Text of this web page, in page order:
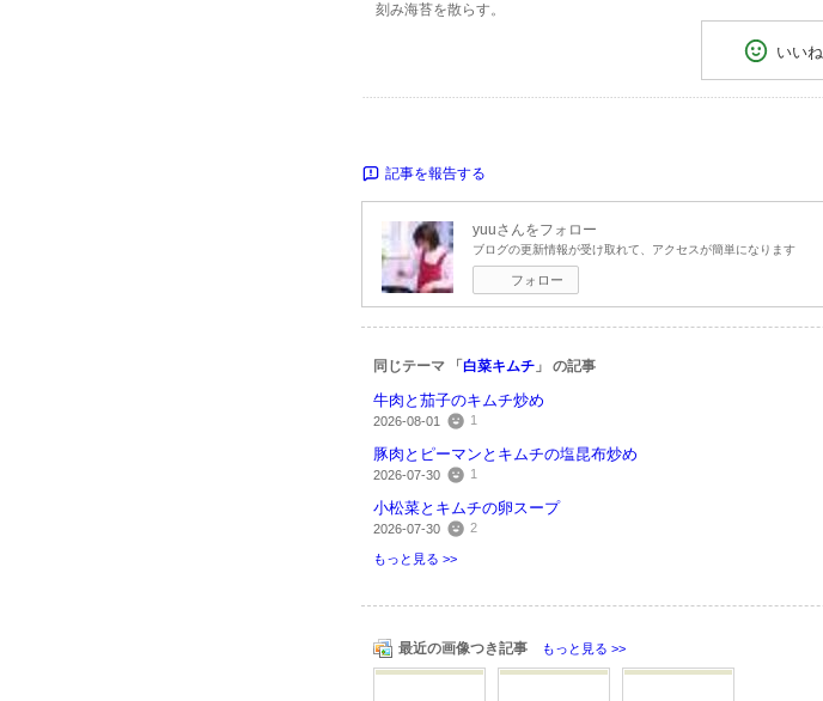
刻み海苔を散らす。
いいね
記事を報告する
yuuさんをフォロー
ブログの更新情報が受け取れて、アクセスが簡単になります
フォロー
同じテーマ 「 白菜キムチ 」 の記事
牛肉と茄子のキムチ炒め
2026-08-01 1
豚肉とピーマンとキムチの塩昆布炒め
2026-07-30 1
小松菜とキムチの卵スープ
2026-07-30 2
もっと見る >>
最近の画像つき記事 もっと見る >>